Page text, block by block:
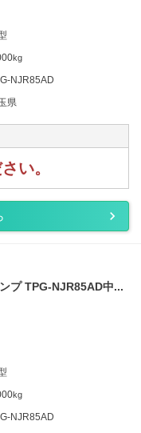
kg
NJR85AD
県
い。
プ TPG-NJR85AD中...
kg
NJR85AD